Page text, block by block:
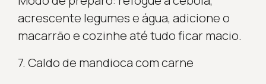
acrescente legumes e água, adicione o
macarrão e cozinhe até tudo ficar macio.
7. Caldo de mandioca com carne